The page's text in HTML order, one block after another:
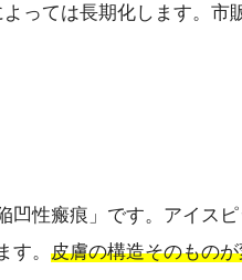
っては長期化します。市
性瘢痕」です。アイス
。 皮膚の構造そのもの